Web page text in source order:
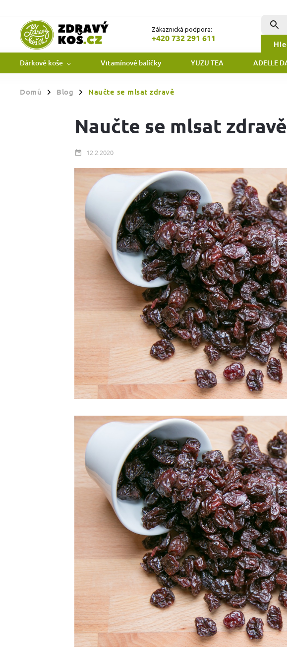
Zákaznická podpora:
+420 732 291 611
Dárkové koše Vitamínové balíčky YUZU TEA ADELLE
Domů / Blog / Naučte se mlsat zdravě
Naučte se mlsat zdravě
12.2.2020